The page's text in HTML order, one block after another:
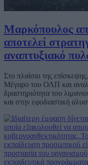
Μαρκόπουλος
αποτελεί
αναπτυξιακό
Στο πλαίσιο της
Μέγαρο του ΟΛΠ και
δραστηριότητα του
και στην εφοδιαστική